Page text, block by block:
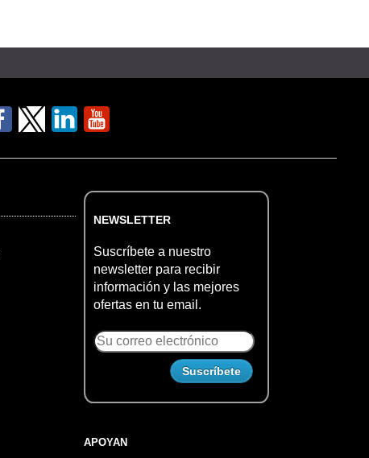
NEWSLETTER
Suscríbete a nuestro
newsletter para recibir
información y las mejores
ofertas en tu email.
APOYAN